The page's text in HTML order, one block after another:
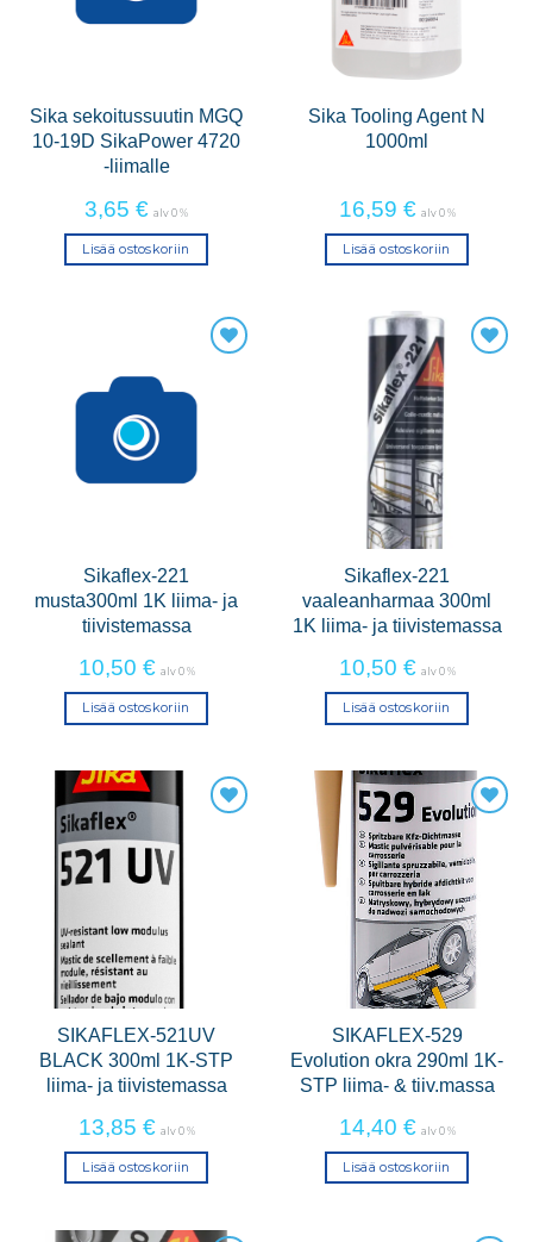
Sika sekoitussuutin MGQ
10-19D SikaPower 4720
-liimalle
3,65 € alv 0 %
Lisää ostoskoriin
Sika Tooling Agent N
1000ml
16,59 € alv 0 %
Lisää ostoskoriin
Sikaflex-221
musta300ml 1K liima- ja
tiivistemassa
10,50 € alv 0 %
Lisää ostoskoriin
Sikaflex-221
vaaleanharmaa 300ml
1K liima- ja tiivistemassa
10,50 € alv 0 %
Lisää ostoskoriin
SIKAFLEX-521UV
BLACK 300ml 1K-STP
liima- ja tiivistemassa
13,85 € alv 0 %
Lisää ostoskoriin
SIKAFLEX-529
Evolution okra 290ml 1K-
STP liima- & tiiv.massa
14,40 € alv 0 %
Lisää ostoskoriin